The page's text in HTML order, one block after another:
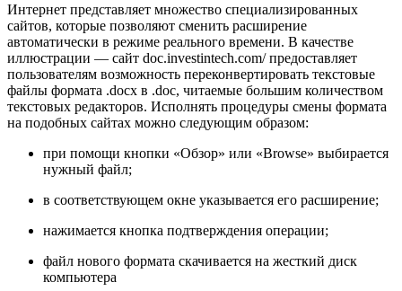
Интернет представляет множество специализированных
сайтов, которые позволяют сменить расширение
автоматически в режиме реального времени. В качестве
иллюстрации — сайт doc.investintech.com/ предоставляет
пользователям возможность переконвертировать текстовые
файлы формата .docx в .doc, читаемые большим количеством
текстовых редакторов. Исполнять процедуры смены формата
на подобных сайтах можно следующим образом:
при помощи кнопки «Обзор» или «Browse» выбирается
нужный файл;
в соответствующем окне указывается его расширение;
нажимается кнопка подтверждения операции;
файл нового формата скачивается на жесткий диск
компьютера